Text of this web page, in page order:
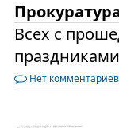
Всех с
праздниками
Нет комментариев